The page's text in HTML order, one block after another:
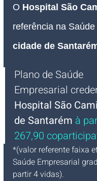
O Hospital São
referência na
cidade de
Plano de Saúde
Empresarial
Hospital São
de Santarém à
267,90
*(valor referente faixa
Saúde Empresarial
partir 4 vidas).